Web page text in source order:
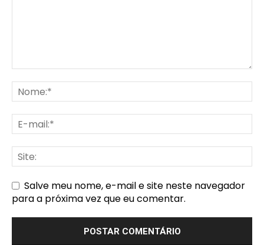
Salve meu nome, e-mail e site neste navegador
para a próxima vez que eu comentar.